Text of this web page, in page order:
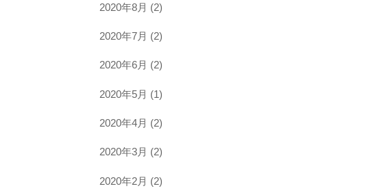
2020年8月 (2)
2020年7月 (2)
2020年6月 (2)
2020年5月 (1)
2020年4月 (2)
2020年3月 (2)
2020年2月 (2)